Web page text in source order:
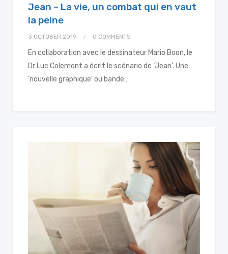
Jean – La vie, un combat qui en vaut
la peine
3 OCTOBER 2019 0 COMMENTS
En collaboration avec le dessinateur Mario Boon, le
Dr Luc Colemont a écrit le scénario de ‘Jean’. Une
‘nouvelle graphique’ ou bande…